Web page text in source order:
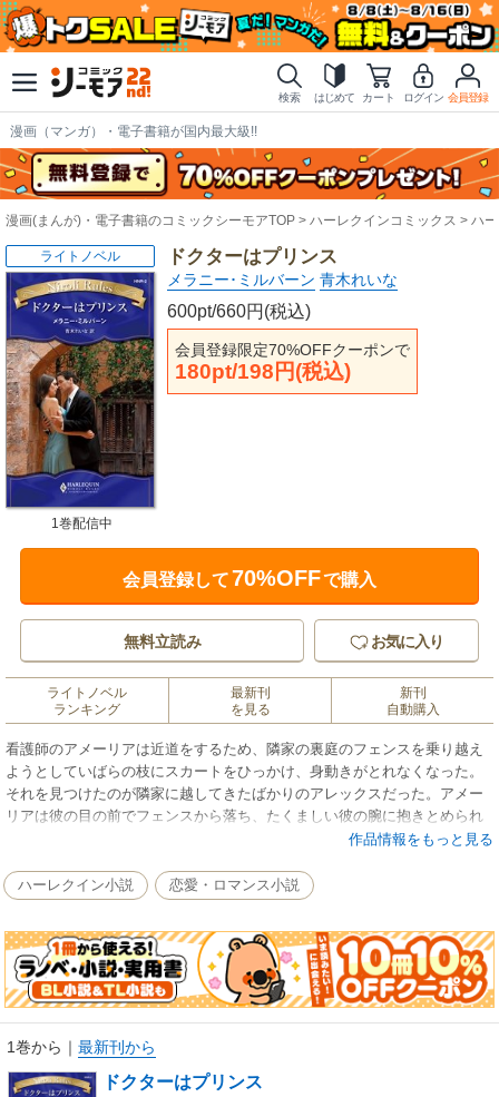
検索 はじめて カート ログイン 会員登録
漫画（マンガ）・電子書籍が国内最大級!!
漫画(まんが)・電子書籍のコミックシーモアTOP ハーレクインコミックス ハ
ドクターはプリンス
メラニー･ミルバーン 青木れいな
600pt/660円(税込)
会員登録限定70%OFFクーポンで
180pt/198円(税込)
ライトノベル
1巻配信中
会員登録して70%OFFで購入
無料立読み お気に入り
ライトノベル
ランキング
最新刊
を見る
新刊
自動購入
看護師のアメーリアは近道をするため、隣家の裏庭のフェンスを乗り越え
ようとしていばらの枝にスカートをひっかけ、身動きがとれなくなった。
それを見つけたのが隣家に越してきたばかりのアレックスだった。アメー
リアは彼の目の前でフェンスから落ち、たくましい彼の腕に抱きとめられ
た。最悪の恥ずかしい対面のあと、アメーリアは彼が国王の手術のためニ
る。男性にはかかわるまいと決めたのに、アメーリアの心は揺れた。★身
分違いだけでなく、アメーリアがアレックスを愛してはいけない悲しい事
情が作品中で明らかになります。★
作品情報をもっと見る
ハーレクイン小説 恋愛・ロマンス小説
1巻から ｜ 最新刊から
ドクターはプリンス